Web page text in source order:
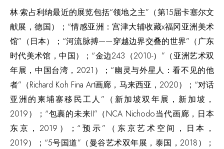
林·索占利纳最近的展览包括“领地之主”（第15届卡塞尔文
献展，德国）；“情感亚洲：宫津大辅收藏x福冈亚洲美术
馆”（日本）；“河流脉搏——穿越边界交叠的世界”（广东
时代美术馆，中国）；“金边243（2010-）”（亚洲艺术双
年展，中国台湾，2021）；“幽灵与外星人：看不见的他
者”（Richard Koh Fina Art画廊，马来西亚，2020）；“对话
亚洲的柬埔寨移民工人”（新加坡双年展，新加坡，
2019）；“包裹的未来II”（NCA Nichodo当代画廊，日本
东京，2019）；“预示”（东京艺术空间，日本，
2019）；“5号国道”（曼谷艺术双年展，泰国，2018）；